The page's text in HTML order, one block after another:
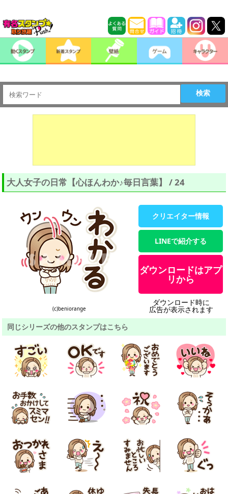
検索
大人女子の日常【心ほんわか♪毎日言葉】 / 24
(c)beniorange
クリエイター情報
LINEで紹介する
ダウンロードはアプ
リから
ダウンロード時に
広告が表示されます
同じシリーズの他のスタンプはこちら